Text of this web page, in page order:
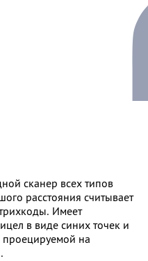
сканер всех типов
расстояния считывает
Имеет
в виде синих точек и
на